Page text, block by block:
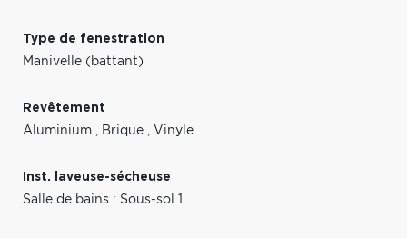
Type de fenestration
Manivelle (battant)
Revêtement
Aluminium , Brique , Vinyle
Inst. laveuse-sécheuse
Salle de bains : Sous-sol 1